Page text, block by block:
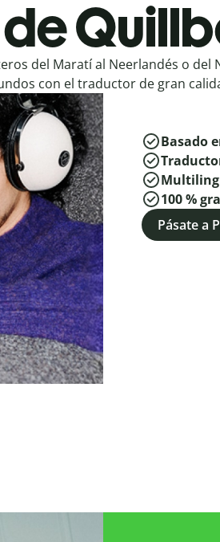
del Maratí al Neerlandés o del
con el traductor de gran
Basado
100 %
Pásate a